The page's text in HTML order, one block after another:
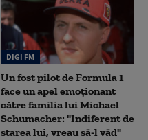
DIGI FM
Un fost pilot de Formula 1
face un apel emoționant
către familia lui Michael
Schumacher: "Indiferent de
starea lui, vreau să-l văd"